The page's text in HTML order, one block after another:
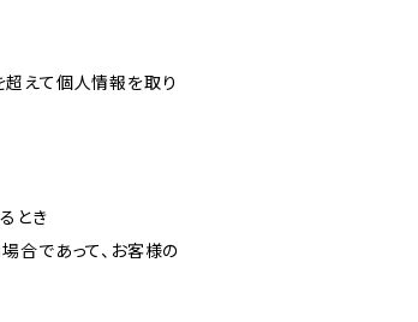
超えて個人情報を取り
とき
合であって、お客様の